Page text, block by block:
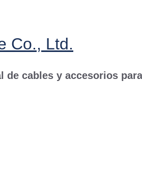
Co., Ltd.
de cables y accesorios